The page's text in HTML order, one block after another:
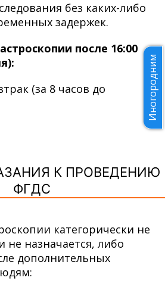
без каких-либо
задержек.
после 16:00
(за 8 часов до
К ПРОВЕДЕНИЮ
ФГДС
категорически не
не назначается, либо
дополнительных
Иногородним